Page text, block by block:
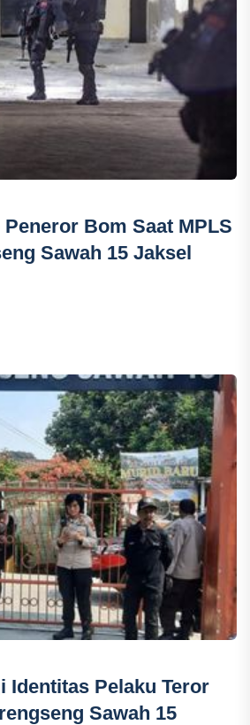
Bom Saat MPLS
Sawah 15 Jaksel
Identitas Pelaku Teror
Sawah 15